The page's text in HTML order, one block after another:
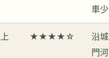
車少
★★★★☆
沿城
門河